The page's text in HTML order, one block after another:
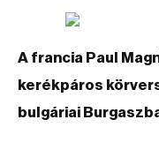
A francia Paul
kerékpáros
bulgáriai